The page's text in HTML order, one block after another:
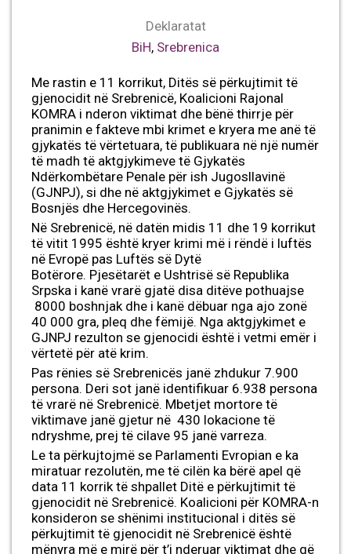
Deklaratat
BiH, Srebrenica
Me rastin e 11 korrikut, Ditës së përkujtimit të
gjenocidit në Srebrenicë, Koalicioni Rajonal
KOMRA i nderon viktimat dhe bënë thirrje për
pranimin e fakteve mbi krimet e kryera me anë të
gjykatës të vërtetuara, të publikuara në një numër
të madh të aktgjykimeve të Gjykatës
Ndërkombëtare Penale për ish Jugosllavinë
(GJNPJ), si dhe në aktgjykimet e Gjykatës së
Bosnjës dhe Hercegovinës.
Në Srebrenicë, në datën midis 11 dhe 19 korrikut
të vitit 1995 është kryer krimi më i rëndë i luftës
në Evropë pas Luftës së Dytë
Botërore. Pjesëtarët e Ushtrisë së Republika
Srpska i kanë vrarë gjatë disa ditëve pothuajse
8000 boshnjak dhe i kanë dëbuar nga ajo zonë
40 000 gra, pleq dhe fëmijë. Nga aktgjykimet e
GJNPJ rezulton se gjenocidi është i vetmi emër i
vërtetë për atë krim.
Pas rënies së Srebrenicës janë zhdukur 7.900
persona. Deri sot janë identifikuar 6.938 persona
të vrarë në Srebrenicë. Mbetjet mortore të
viktimave janë gjetur në 430 lokacione të
ndryshme, prej të cilave 95 janë varreza.
Le ta përkujtojmë se Parlamenti Evropian e ka
miratuar rezolutën, me të cilën ka bërë apel që
data 11 korrik të shpallet Ditë e përkujtimit të
gjenocidit në Srebrenicë. Koalicioni për KOMRA-n
konsideron se shënimi institucional i ditës së
përkujtimit të gjenocidit në Srebrenicë është
mënyra më e mirë për t’i nderuar viktimat dhe që